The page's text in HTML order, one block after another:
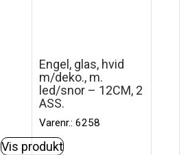
Engel, glas, hvid
m/deko., m.
led/snor – 12CM, 2
ASS.
Varenr.: 6258
Vis produkt